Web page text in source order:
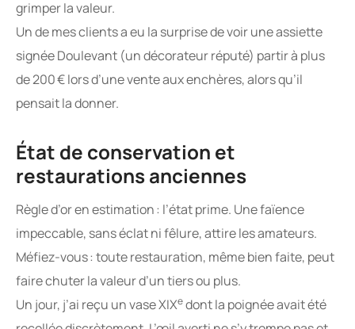
grimper la valeur.
Un de mes clients a eu la surprise de voir une assiette
signée Doulevant (un décorateur réputé) partir à plus
de 200 € lors d’une vente aux enchères, alors qu’il
pensait la donner.
État de conservation et
restaurations anciennes
Règle d’or en estimation : l’état prime. Une faïence
impeccable, sans éclat ni fêlure, attire les amateurs.
Méfiez-vous : toute restauration, même bien faite, peut
faire chuter la valeur d’un tiers ou plus.
Un jour, j’ai reçu un vase XIXedont la poignée avait été